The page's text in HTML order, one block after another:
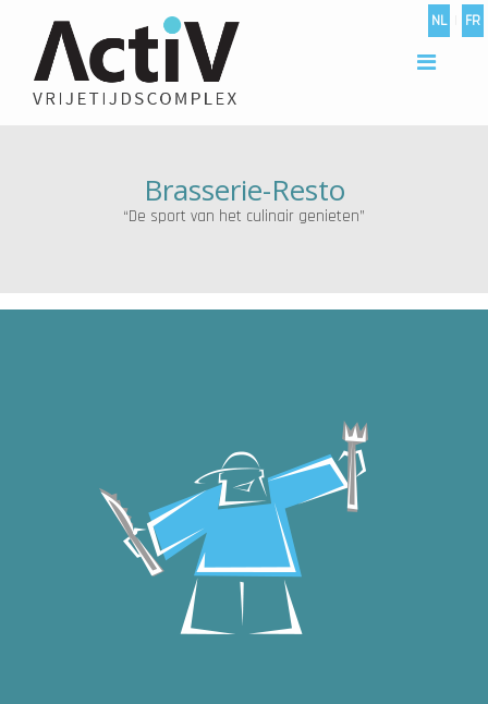
NL FR
Brasserie-Resto
“De sport van het culinair genieten”